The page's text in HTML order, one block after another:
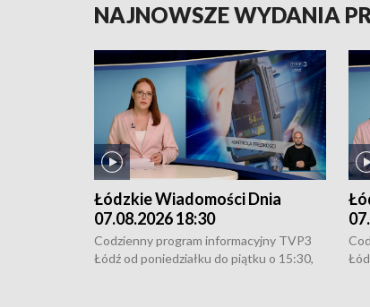
NAJNOWSZE WYDANIA
Łódzkie Wiadomości Dnia
07.08.2026 18:30
Codzienny program informacyjny TVP3
Łódź od poniedziałku do piątku o 15:30,